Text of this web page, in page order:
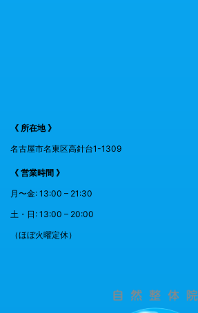
《 所在地 》
名古屋市名東区高針台1-1309
《 営業時間 》
月〜金: 13:00 – 21:30
土・日: 13:00 – 20:00
（ほぼ火曜定休）